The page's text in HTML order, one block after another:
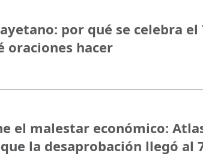
por qué se celebra el
oraciones hacer
el malestar económico:
la desaprobación llegó al